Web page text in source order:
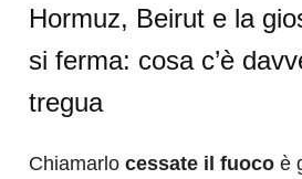
Hormuz, Beirut e la
si ferma: cosa c’è
tregua
Chiamarlo cessate il fuoco è